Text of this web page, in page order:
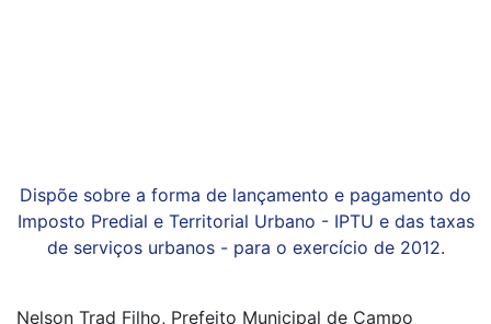
Dispõe sobre a forma de lançamento e pagamento do
Imposto Predial e Territorial Urbano - IPTU e das taxas
de serviços urbanos - para o exercício de 2012.
Nelson Trad Filho, Prefeito Municipal de Campo